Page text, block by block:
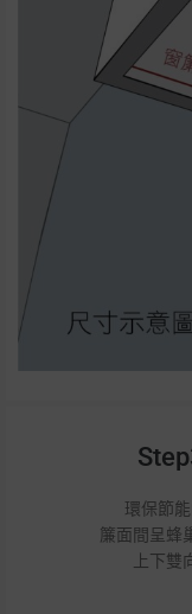
環保節
簾面間呈蜂
上下